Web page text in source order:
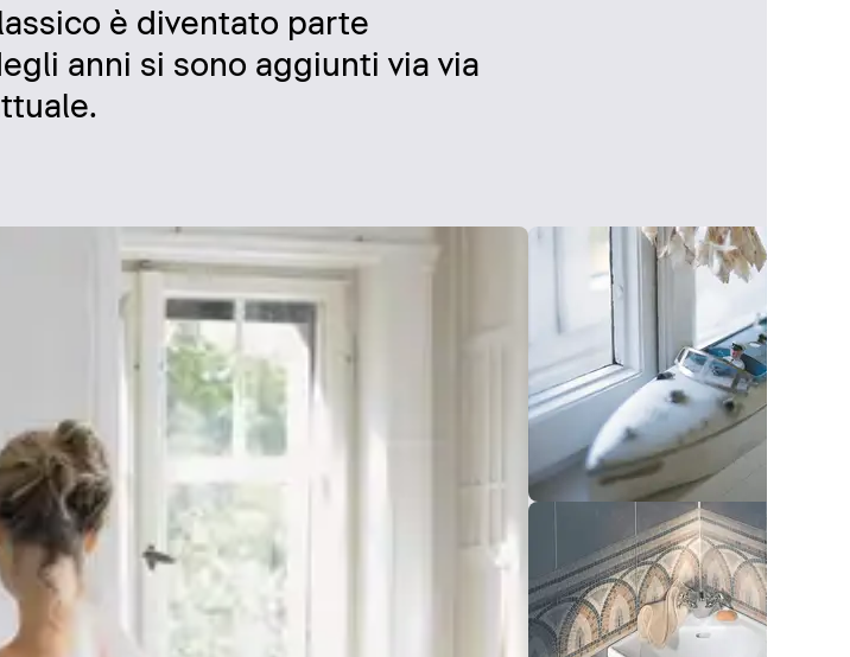
è diventato parte
anni si sono aggiunti via via